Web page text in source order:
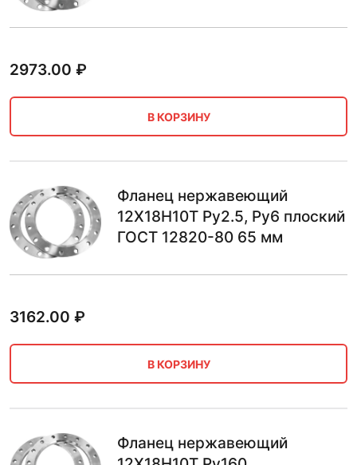
2973.00 ₽
В КОРЗИНУ
Фланец нержавеющий
12Х18Н10Т Ру2.5, Ру6 плоский
ГОСТ 12820-80 65 мм
3162.00 ₽
В КОРЗИНУ
Фланец нержавеющий